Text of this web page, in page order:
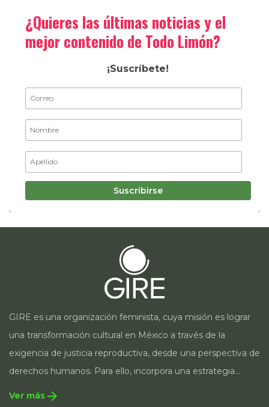
¿Quieres las últimas noticias y el
mejor contenido de Todo Limón?
¡Suscríbete!
GIRE es una organización feminista, cuya misión es lograr
una transformación cultural en México a través de la
exigencia de justicia reproductiva, desde una perspectiva de
derechos humanos. Para ello, incorpora una estrategia
integral que contempla la incidencia en legislación y
Ver más arrow_forward